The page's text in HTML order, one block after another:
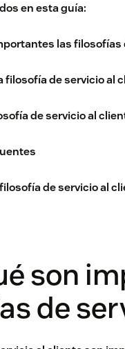
en esta guía:
las filosofías
filosofía de servicio al
de servicio al
de servicio al
son
de